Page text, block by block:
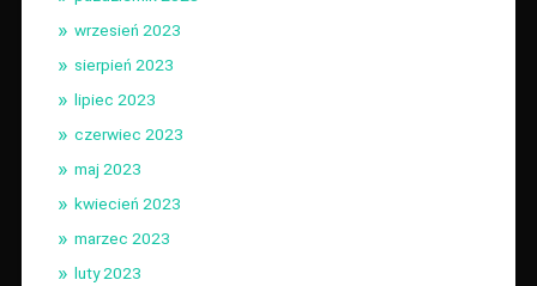
wrzesień 2023
sierpień 2023
lipiec 2023
czerwiec 2023
maj 2023
kwiecień 2023
marzec 2023
luty 2023